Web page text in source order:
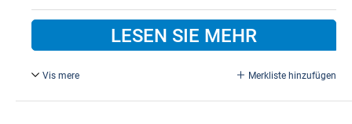
LESEN SIE MEHR
Vis mere Merkliste hinzufügen
Stahlmetallic P045/P010.